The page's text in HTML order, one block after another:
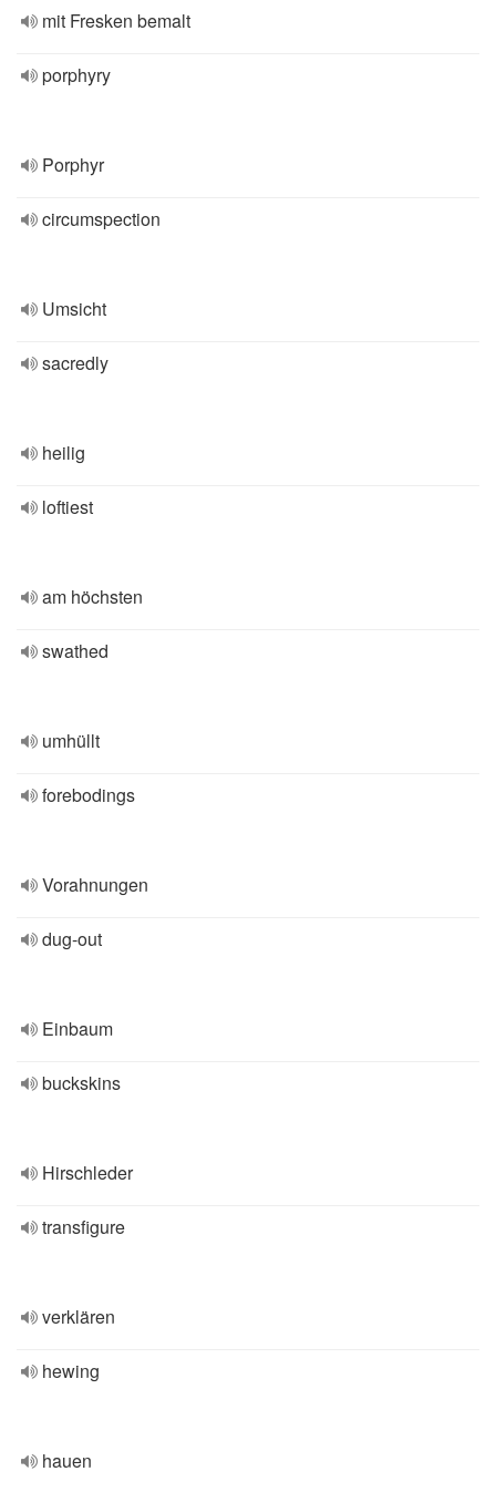
mit Fresken bemalt
porphyry
Porphyr
circumspection
Umsicht
sacredly
heilig
loftiest
am höchsten
swathed
umhüllt
forebodings
Vorahnungen
dug-out
Einbaum
buckskins
Hirschleder
transfigure
verklären
hewing
hauen